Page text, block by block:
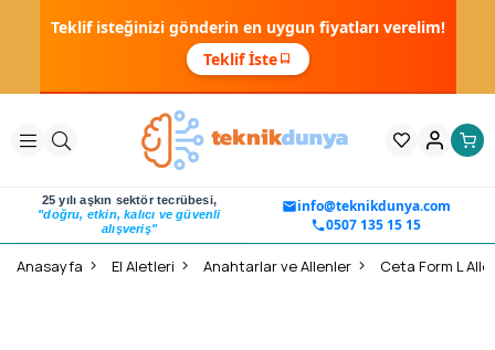
Teklif isteğinizi gönderin en uygun fiyatları verelim!
Teklif İste
25 yılı aşkın sektör tecrübesi,
"doğru, etkin, kalıcı ve güvenli
alışveriş"
info@teknikdunya.com
0507 135 15 15
Anasayfa El Aletleri Anahtarlar ve Allenler